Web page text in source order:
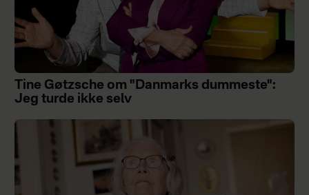
Tine Gøtzsche om "Danmarks dummeste":
Jeg turde ikke selv